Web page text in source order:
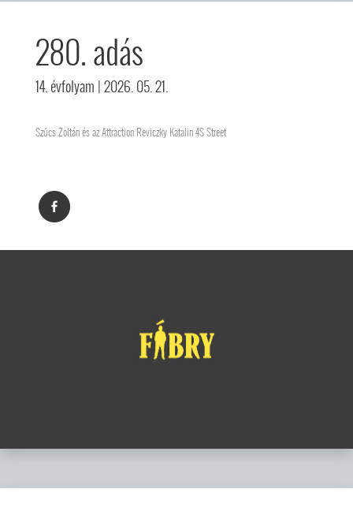
280. adás
14. évfolyam | 2026. 05. 21.
Szűcs Zoltán és az Attraction Reviczky Katalin 4S Street